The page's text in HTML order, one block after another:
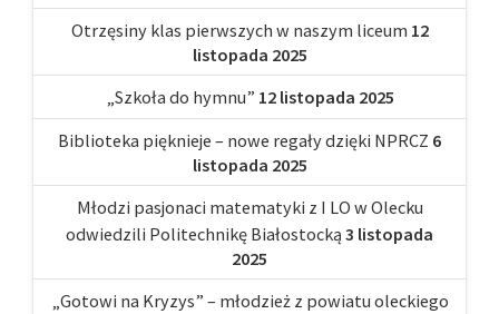
Otrzęsiny klas pierwszych w naszym liceum 12
listopada 2025
„Szkoła do hymnu” 12 listopada 2025
Biblioteka pięknieje – nowe regały dzięki NPRCZ 6
listopada 2025
Młodzi pasjonaci matematyki z I LO w Olecku
odwiedzili Politechnikę Białostocką 3 listopada
2025
„Gotowi na Kryzys” – młodzież z powiatu oleckiego